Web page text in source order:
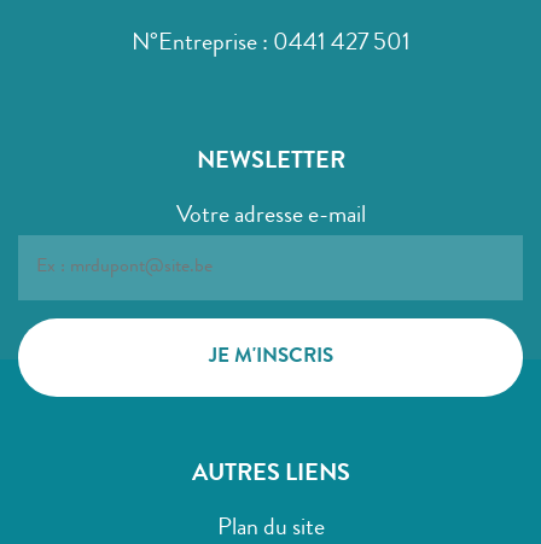
N°Entreprise : 0441 427 501
NEWSLETTER
Votre adresse e-mail
AUTRES LIENS
Plan du site